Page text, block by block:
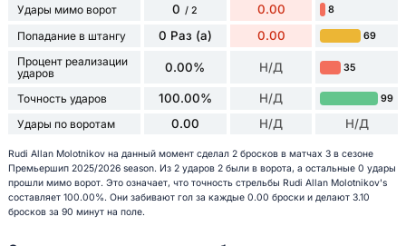
Удары мимо ворот 0 / 2 0.00 8
Попадание в штангу 0 Раз (а) 0.00 69
Процент реализации
ударов
0.00% Н/Д 35
Точность ударов 100.00% Н/Д 99
Удары по воротам 0.00 Н/Д Н/Д
Rudi Allan Molotnikov на данный момент сделал 2 бросков в матчах 3 в сезоне
Премьершип 2025/2026 season. Из 2 ударов 2 были в ворота, а остальные 0 удары
прошли мимо ворот. Это означает, что точность стрельбы Rudi Allan Molotnikov's
составляет 100.00%. Они забивают гол за каждые 0.00 броски и делают 3.10
бросков за 90 минут на поле.